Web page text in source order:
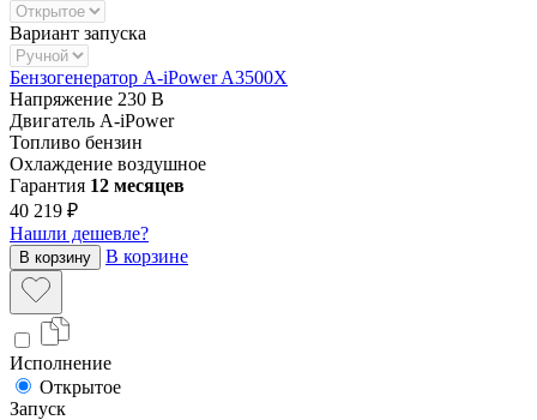
Вариант запуска
Бензогенератор A-iPower A3500X
Напряжение 230 В
Двигатель A-iPower
Топливо бензин
Охлаждение воздушное
Гарантия 12 месяцев
40 219 ₽
Нашли дешевле?
В корзину В корзине
Исполнение
Открытое
Запуск